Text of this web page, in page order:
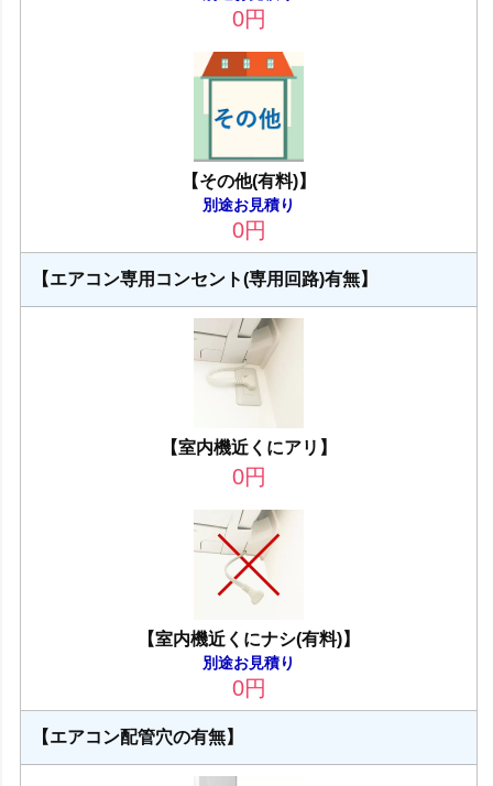
0円
【その他(有料)】
別途お見積り
0円
【エアコン専用コンセント(専用回路)有無】
【室内機近くにアリ】
0円
【室内機近くにナシ(有料)】
別途お見積り
0円
【エアコン配管穴の有無】